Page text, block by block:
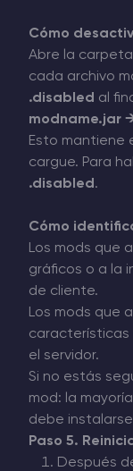
Cómo
Abre la carpeta
cada archivo
.disabled al
modname.jar
Esto mantiene
cargue. Para
.disabled .
Cómo
Los mods que
gráficos o a la
de cliente.
Los mods que
características
el servidor.
Si no estás
mod: la
debe
Paso 5.
Después